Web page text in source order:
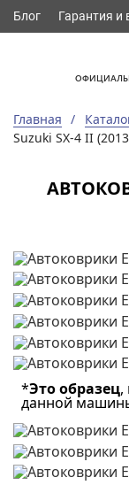
Блог Гарантия и
Главная
Suzuki SX-4 II
*Это образец,
данной